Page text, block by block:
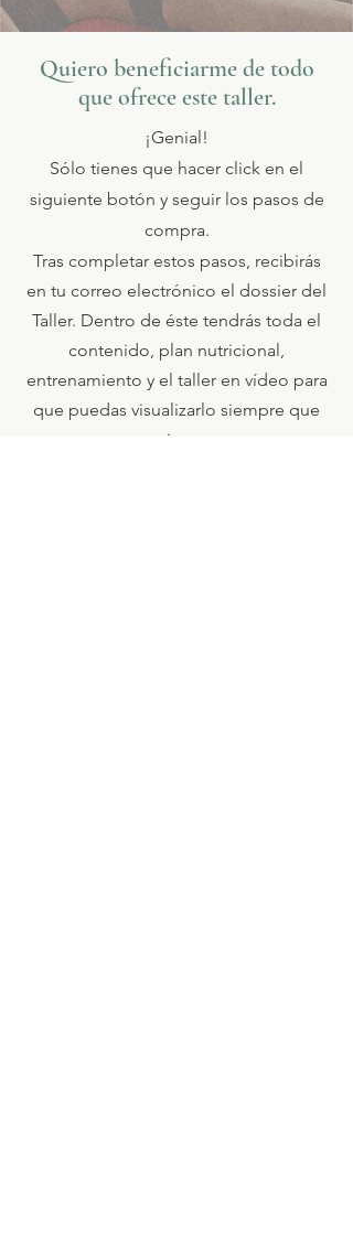
Quiero beneficiarme de todo
que ofrece este taller.
¡Genial!
Sólo tienes que hacer click en el
siguiente botón y seguir los pasos de
compra.
Tras completar estos pasos, recibirás
en tu correo electrónico el dossier del
Taller. Dentro de éste tendrás toda el
contenido, plan nutricional,
entrenamiento y el taller en vídeo para
que puedas visualizarlo siempre que
quieras.